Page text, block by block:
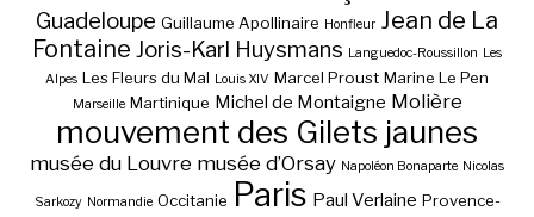
Guadeloupe Guillaume Apollinaire Honfleur Jean de La
Fontaine Joris-Karl Huysmans Languedoc-Roussillon Les
Alpes Les Fleurs du Mal Louis XIV Marcel Proust Marine Le Pen
Marseille Martinique Michel de Montaigne Molière
mouvement des Gilets jaunes
musée du Louvre musée d’Orsay Napoléon Bonaparte Nicolas
Sarkozy Normandie Occitanie Paris Paul Verlaine Provence-